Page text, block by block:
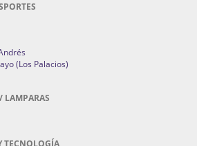
(Los Palacios)
TECNOLOGÍA